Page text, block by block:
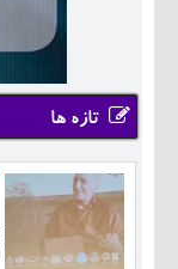
تازه ها